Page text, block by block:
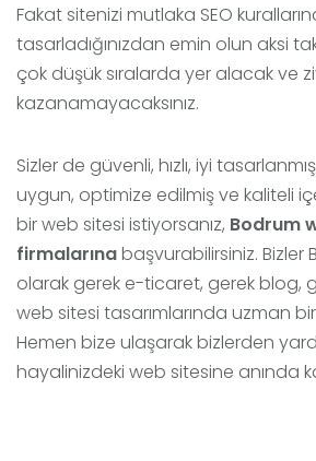
Fakat sitenizi mutlaka SEO
tasarladığınızdan emin olun aksi
çok düşük sıralarda yer alacak ve
kazanamayacaksınız.
Sizler de güvenli, hızlı, iyi
uygun, optimize edilmiş ve kaliteli
bir web sitesi istiyorsanız, Bodrum
firmalarınabaşvurabilirsiniz. Bizler
olarak gerek e-ticaret, gerek blog,
web sitesi tasarımlarında uzman
Hemen bize ulaşarak bizlerden
hayalinizdeki web sitesine anında